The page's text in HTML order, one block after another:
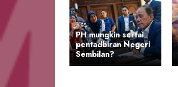
PH mungkin sertai
pentadbiran Negeri
Sembilan?